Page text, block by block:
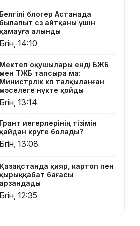
арзандады
Ерекше
тренд:
алкоголь
сатып
алып,
көшеде
төгіп
Қытай
экспорты
болмады
Атырауда
балабақша
Белгілі блогер Астанада
былапыт сөз айтқаны үшін
қамауға алынды
Бүгін, 14:10
Мектеп оқушылары енді БЖБ
мен ТЖБ тапсыра ма:
Министрлік көп талқыланған
мәселеге нүкте қойды
Бүгін, 13:14
Грант иегерлерінің тізімін
қайдан көруге болады?
Бүгін, 13:08
Қазақстанда қияр, картоп пен
қырыққабат бағасы
арзандады
Бүгін, 12:35